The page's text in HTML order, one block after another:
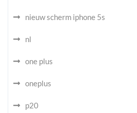
nieuw scherm iphone 5s
nl
one plus
oneplus
p20